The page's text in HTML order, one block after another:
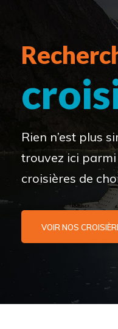
Rien n’est plus
trouvez ici
croisières de
VOIR NOS